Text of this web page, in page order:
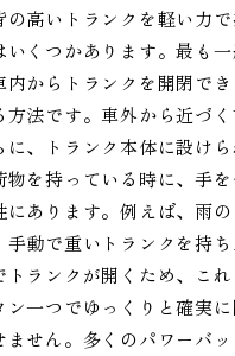
の高いトランクを軽い力
いくつかあります。最も
内からトランクを開閉で
方法です。車外から近づ
、トランク本体に設け
物を持っている時に、手
にあります。例えば、雨
手動で重いトランクを持
ランクが開くため、こ
ン一つでゆっくりと確実
せん。多くのパワーバ